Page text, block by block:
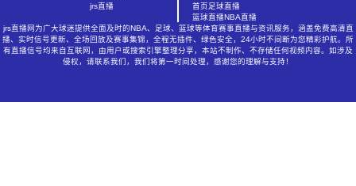
jrs直播 首页足球直播
篮球直播NBA直播
jrs直播网为广大球迷提供全面及时的NBA、足球、篮球等体育赛事直播与资讯服务，涵盖免费高清直
播、实时信号更新、全场回放及赛事集锦，全程无插件、绿色安全，24小时不间断为您精彩护航。所
有直播信号均来自互联网，由用户或搜索引擎整理分享，本站不制作、不存储任何视频内容。如涉及
侵权，请联系我们，我们将第一时间处理，感谢您的理解与支持！